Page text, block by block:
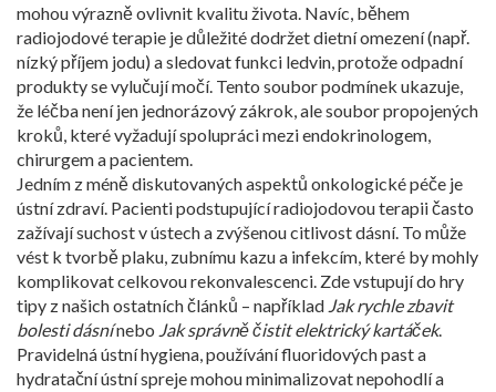
mohou výrazně ovlivnit kvalitu života. Navíc, během
radiojodové terapie je důležité dodržet dietní omezení (např.
nízký příjem jodu) a sledovat funkci ledvin, protože odpadní
produkty se vylučují močí. Tento soubor podmínek ukazuje,
že léčba není jen jednorázový zákrok, ale soubor propojených
kroků, které vyžadují spolupráci mezi endokrinologem,
chirurgem a pacientem.
Jedním z méně diskutovaných aspektů onkologické péče je
ústní zdraví. Pacienti podstupující radiojodovou terapii často
zažívají suchost v ústech a zvýšenou citlivost dásní. To může
vést k tvorbě plaku, zubnímu kazu a infekcím, které by mohly
komplikovat celkovou rekonvalescenci. Zde vstupují do hry
tipy z našich ostatních článků – například Jak rychle zbavit
bolesti dásnínebo Jak správně čistit elektrický kartáček.
Pravidelná ústní hygiena, používání fluoridových past a
hydratační ústní spreje mohou minimalizovat nepohodlí a